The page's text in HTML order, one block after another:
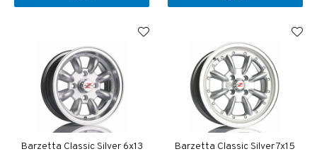
Barzetta Classic Silver 6x13
Barzetta Classic Silver 7x15